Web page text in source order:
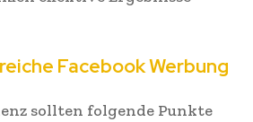
Facebook Werbung
sollten folgende Punkte